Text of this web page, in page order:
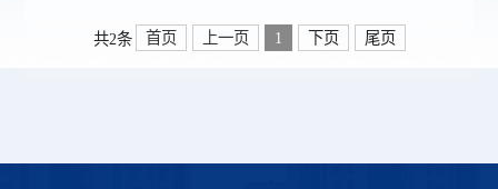
共2条 首页 上一页 1 下页 尾页